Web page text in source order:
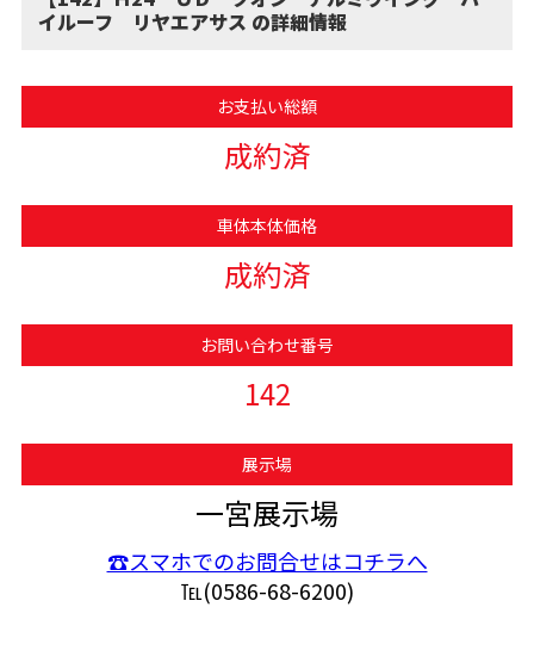
イルーフ リヤエアサス の詳細情報
お支払い総額
成約済
車体本体価格
成約済
お問い合わせ番号
142
展示場
一宮展示場
☎スマホでのお問合せはコチラへ
℡(0586-68-6200)